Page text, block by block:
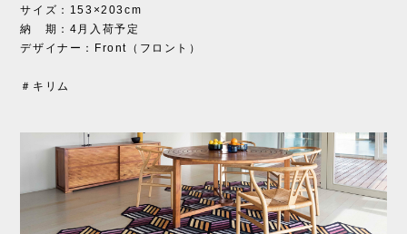
サイズ：153×203cm
納 期：4月入荷予定
デザイナー：Front（フロント）
＃キリム